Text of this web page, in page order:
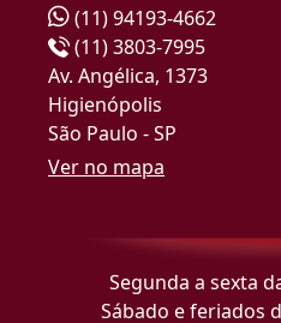
(11) 94193-4662
(11) 3803-7995
Av. Angélica, 1373
Higienópolis
São Paulo - SP
Ver no mapa
Segunda a sexta
Sábado e feriados